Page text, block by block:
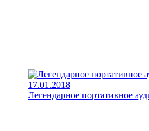
17.01.2018
Легендарное портативное